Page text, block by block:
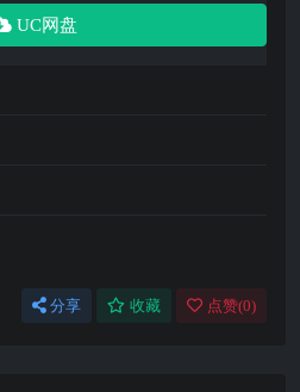
UC网盘
分享 收藏 点赞(0)